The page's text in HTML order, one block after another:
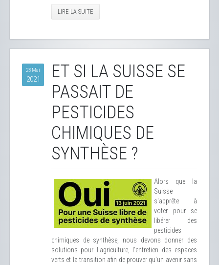
LIRE LA SUITE
23 Mai
2021
ET SI LA SUISSE SE
PASSAIT DE
PESTICIDES
CHIMIQUES DE
SYNTHÈSE ?
Alors que la
Suisse
s'apprête à
voter pour se
libérer des
pesticides
chimiques de synthèse, nous devons donner des
solutions pour l'agriculture, l'entretien des espaces
verts et la transition afin de prouver qu'un avenir sans